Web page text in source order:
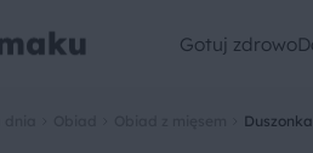
Gotuj zdrowo